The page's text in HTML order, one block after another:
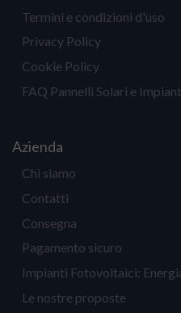
Termini e condizioni d'uso
Privacy Policy
Cookie Policy
FAQ Pannelli Solari e
Azienda
Chi siamo
Contatti
Consegna
Pagamento sicuro
Impianti Fotovoltaici:
Le nostre proposte